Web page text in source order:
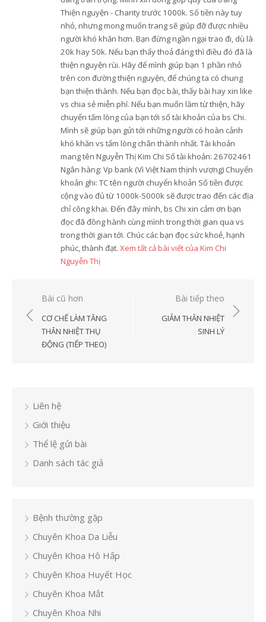
Thiện nguyện - Charity trước 1000k. Số tiền này tuy
nhỏ, nhưng mong muốn trang sẽ giúp đỡ được nhiều
người khó khăn hơn. Bạn đừng ngần ngại trao đi, dù là
20k hay 50k. Nếu bạn thấy thoả đáng thì điều đó đã là
thiện nguyện rùi. Hãy để mình giúp bạn 1 phần nhỏ
trên con đường thiện nguyện, để chúng ta có chung
bạn thiện thành. Nếu bạn đọc bài, thấy bài hay xin like
vs chia sẻ miễn phí. Nếu bạn muốn làm từ thiện, hãy
chuyển tấm lòng của bạn tới số tài khoản của bs Chi.
Mình sẽ giúp bạn gửi tới những người có hoàn cảnh
khó khăn vs tấm lòng chân thành nhất. Tài khoản
mang tên Nguyễn Thị Kim Chi Số tài khoản: 26702461
Ngân hàng: Vp bank (Vì Việt Nam thịnh vượng) Chuyển
khoản ghi: TC tên người chuyển khoản Số tiền được
cộng vào đủ từ 1000k-5000k sẽ được trao đến các địa
chỉ công khai. Đến đây mình, bs Chi xin cảm ơn bạn
đọc đã đồng hành cùng mình trong thời gian qua vs
trong thời gian tới. Chúc các bạn đọc sức khoẻ, hạnh
phúc, thành đạt. Xem tất cả bài viết của Kim Chi
Nguyễn Thị
Điều
hướng
viết
Bài cũ hơn
CƠ CHẾ LÀM TĂNG
THÂN NHIỆT THỤ
ĐỘNG (TIẾP THEO)
Bài tiếp theo
GIẢM THÂN NHIỆT
SINH LÝ
Liên hệ
Giới thiệu
Thể lệ gửi bài
Danh sách tác giả
Bệnh thường gặp
Chuyên Khoa Da Liễu
Chuyên Khoa Hô Hấp
Chuyên Khoa Huyết Học
Chuyên Khoa Mắt
Chuyên Khoa Nhi